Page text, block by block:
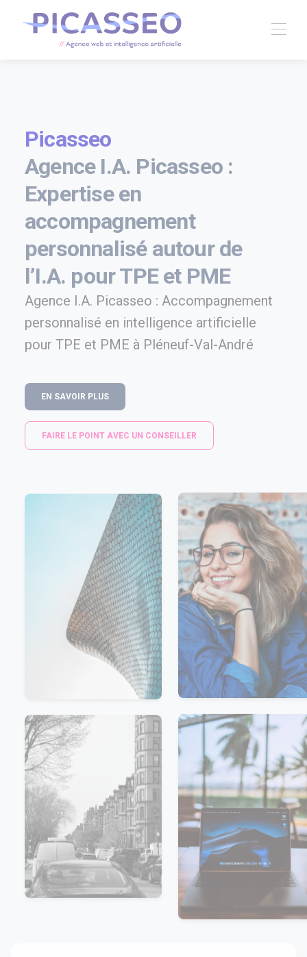
Picasseo
Agence I.A. Picasseo :
Expertise en
accompagnement
personnalisé autour de
l’I.A. pour TPE et PME
Agence I.A. Picasseo : Accompagnement
personnalisé en intelligence artificielle
pour TPE et PME à Pléneuf-Val-André
EN SAVOIR PLUS
FAIRE LE POINT AVEC UN CONSEILLER